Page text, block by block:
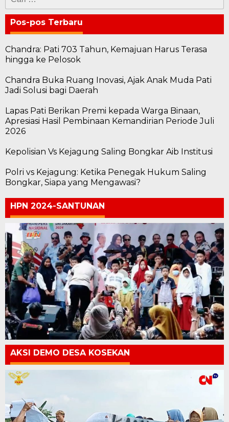
untuk:
Pos-pos Terbaru
Chandra: Pati 703 Tahun, Kemajuan Harus Terasa
hingga ke Pelosok
Chandra Buka Ruang Inovasi, Ajak Anak Muda Pati
Jadi Solusi bagi Daerah
Lapas Pati Berikan Premi kepada Warga Binaan,
Apresiasi Hasil Pembinaan Kemandirian Periode Juli
2026
Kepolisian Vs Kejagung Saling Bongkar Aib Institusi
Polri vs Kejagung: Ketika Penegak Hukum Saling
Bongkar, Siapa yang Mengawasi?
HPN 2024-SANTUNAN
AKSI DEMO DESA KOSEKAN